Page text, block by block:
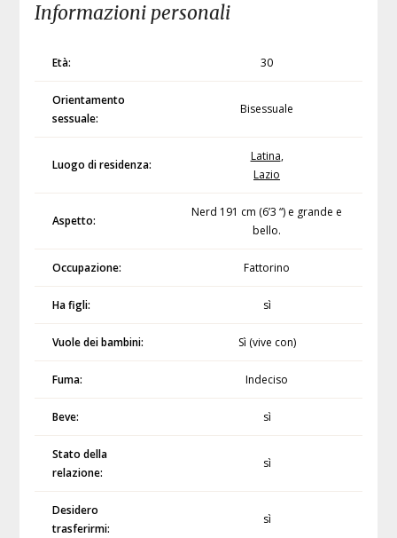
Informazioni personali
Età: 30
Orientamento
sessuale:
Bisessuale
Luogo di residenza:
Latina,
Lazio
Aspetto:
Nerd 191 cm (6’3 “) e grande e
bello.
Occupazione: Fattorino
Ha figli: sì
Vuole dei bambini: Sì (vive con)
Fuma: Indeciso
Beve: sì
Stato della
relazione:
sì
Desidero
trasferirmi:
sì